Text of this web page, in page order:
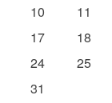
10
11
17
18
24
25
31